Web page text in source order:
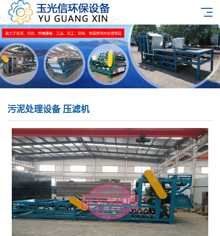
污泥处理设备 压滤机